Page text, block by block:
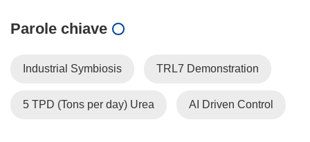
Parole chiave
Industrial Symbiosis TRL7 Demonstration
5 TPD (Tons per day) Urea AI Driven Control